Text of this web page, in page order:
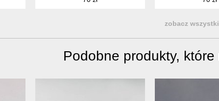
zobacz
Podobne produkty,